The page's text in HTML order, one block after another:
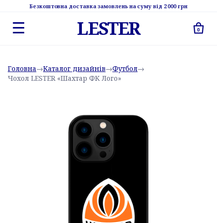
Безкоштовна доставка замовлень на суму від 2 000 грн
☰ LESTER 0
Головна→Каталог дизайнів→Футбол→
Чохол LESTER «Шахтар ФК Лого»